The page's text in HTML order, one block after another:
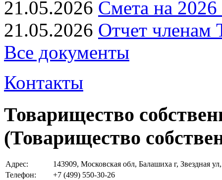
21.05.2026 Смета на 2026
21.05.2026 Отчет
Все документы
Контакты
Товарищество
(Товарищество
Адрес:
143909, Московская обл, Балашиха г,
Телефон:
+7 (499) 550-30-26